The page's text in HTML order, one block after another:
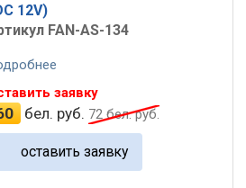
12V)
FAN-AS-134
заявку
бел. руб. 72бел. руб.
оставить заявку